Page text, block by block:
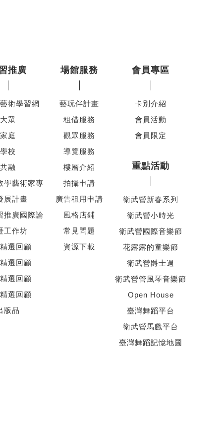
推廣
術學習網
大眾
家庭
學校
共融
學藝術家專
展計畫
推廣國際論
工作坊
選回顧
選回顧
選回顧
選回顧
版品
場館服務
藝玩伴計畫
租借服務
觀眾服務
導覽服務
樓層介紹
拍攝申請
廣告租用申請
風格店鋪
常見問題
資源下載
會員專區
卡別介紹
會員活動
會員限定
重點活動
衛武營新春系列
衛武營小時光
衛武營國際音樂節
花露露的童樂節
衛武營爵士週
衛武營管風琴音樂節
Open House
臺灣舞蹈平台
衛武營馬戲平台
臺灣舞蹈記憶地圖